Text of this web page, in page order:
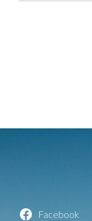
Facebook